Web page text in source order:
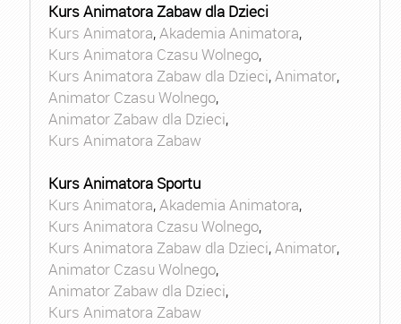
Kurs Animatora Zabaw dla Dzieci
Kurs Animatora,Akademia Animatora,
Kurs Animatora Czasu Wolnego,
Kurs Animatora Zabaw dla Dzieci,Animator,
Animator Czasu Wolnego,
Animator Zabaw dla Dzieci,
Kurs Animatora Zabaw
Kurs Animatora Sportu
Kurs Animatora,Akademia Animatora,
Kurs Animatora Czasu Wolnego,
Kurs Animatora Zabaw dla Dzieci,Animator,
Animator Czasu Wolnego,
Animator Zabaw dla Dzieci,
Kurs Animatora Zabaw